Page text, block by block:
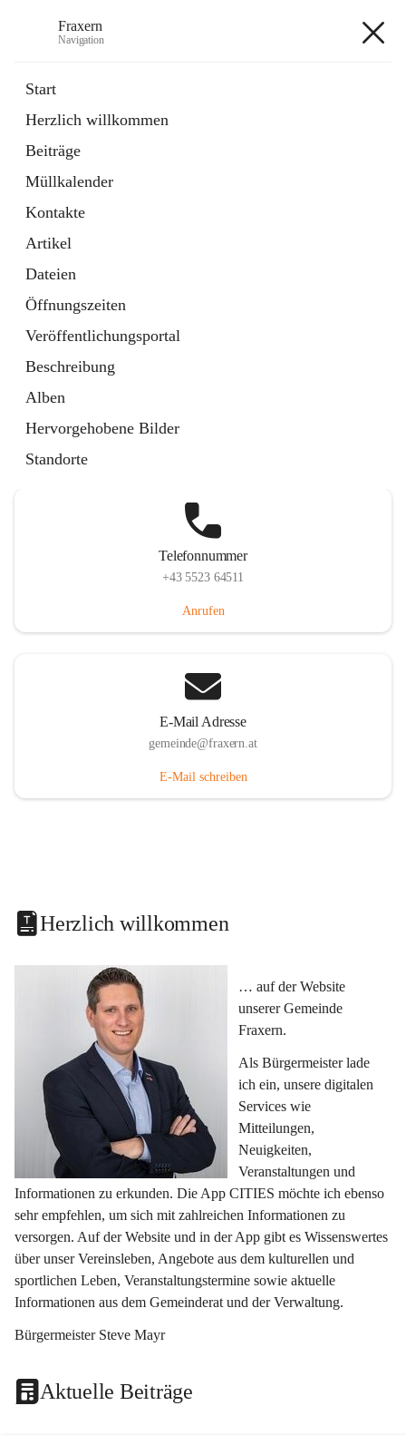
Fraxern
Navigation
Start
Herzlich willkommen
Beiträge
Müllkalender
Kontakte
Artikel
Dateien
Öffnungszeiten
Veröffentlichungsportal
Beschreibung
Alben
Hervorgehobene Bilder
Standorte
Ordner
in
Tab
Formulare
Artikel
öffnet
in
neuem
Tab
Telefonnummer
+43 5523 64511
Anrufen
E-Mail Adresse
gemeinde@fraxern.at
E-Mail schreiben
Herzlich willkommen
… auf der Website
unserer Gemeinde
Fraxern.
Als Bürgermeister lade
ich ein, unsere digitalen
Services wie
Mitteilungen,
Neuigkeiten,
Veranstaltungen und
Informationen zu erkunden. Die App CITIES möchte ich ebenso
sehr empfehlen, um sich mit zahlreichen Informationen zu
versorgen. Auf der Website und in der App gibt es Wissenswertes
über unser Vereinsleben, Angebote aus dem kulturellen und
sportlichen Leben, Veranstaltungstermine sowie aktuelle
Informationen aus dem Gemeinderat und der Verwaltung.
Bürgermeister Steve Mayr
Aktuelle Beiträge